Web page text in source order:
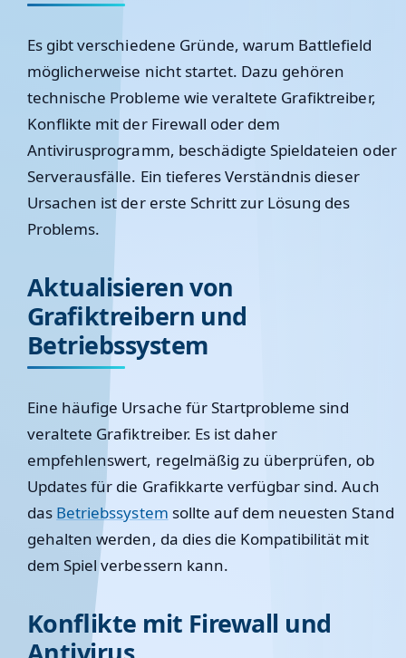
Es gibt verschiedene Gründe, warum Battlefield
möglicherweise nicht startet. Dazu gehören
technische Probleme wie veraltete Grafiktreiber,
Konflikte mit der Firewall oder dem
Antivirusprogramm, beschädigte Spieldateien oder
Serverausfälle. Ein tieferes Verständnis dieser
Ursachen ist der erste Schritt zur Lösung des
Problems.
Aktualisieren von
Grafiktreibern und
Betriebssystem
Eine häufige Ursache für Startprobleme sind
veraltete Grafiktreiber. Es ist daher
empfehlenswert, regelmäßig zu überprüfen, ob
Updates für die Grafikkarte verfügbar sind. Auch
das Betriebssystem sollte auf dem neuesten Stand
gehalten werden, da dies die Kompatibilität mit
dem Spiel verbessern kann.
Konflikte mit Firewall und